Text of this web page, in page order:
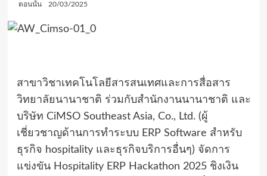
ตอนนั้น 20/03/2025
สาขาวิชาเทคโนโลยีสารสนเทศและการสื่อสาร
วิทยาลัยนานาชาติ ร่วมกับสำนักงานนานาชาติ และ
บริษัท CiMSO Southeast Asia, Co., Ltd. (ผู้
เชี่ยวชาญด้านการทำระบบ ERP Software สำหรับ
ธุรกิจ hospitality และธุรกิจบริการอื่นๆ) จัดการ
แข่งขัน Hospitality ERP Hackathon 2025 ชิงเงิน